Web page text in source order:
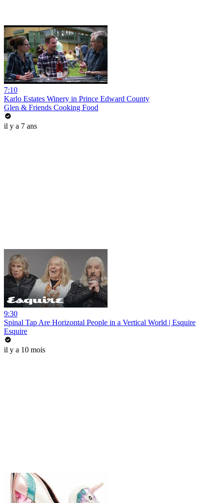
7:10
Karlo Estates Winery in Prince Edward County
Glen & Friends Cooking Food
il y a 7 ans
9:30
Spinal Tap Are Horizontal People in a Vertical World | Esquire
Esquire
il y a 10 mois